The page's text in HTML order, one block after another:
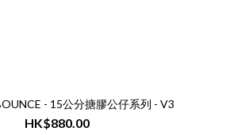
- 15公分搪膠公仔系列 - V3
HK$880.00